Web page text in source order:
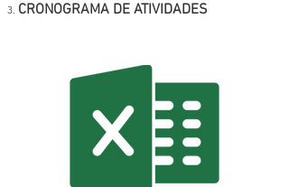
CRONOGRAMA DE ATIVIDADES